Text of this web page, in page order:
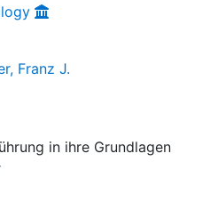
Franz J.
in ihre Grundlagen